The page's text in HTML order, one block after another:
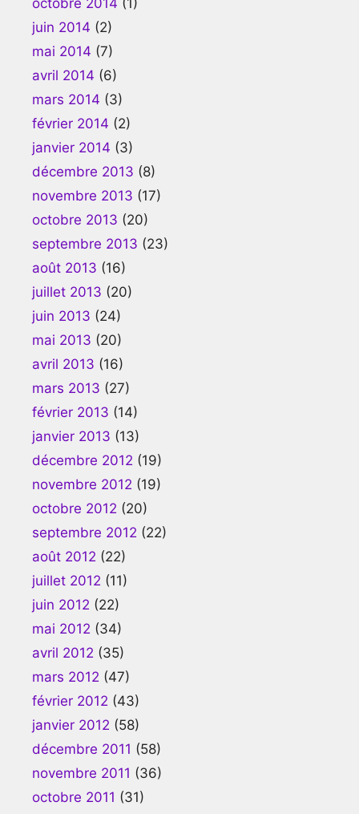
juin 2014 (2)
mai 2014 (7)
avril 2014 (6)
mars 2014 (3)
février 2014 (2)
janvier 2014 (3)
décembre 2013 (8)
novembre 2013 (17)
octobre 2013 (20)
septembre 2013 (23)
août 2013 (16)
juillet 2013 (20)
juin 2013 (24)
mai 2013 (20)
avril 2013 (16)
mars 2013 (27)
février 2013 (14)
janvier 2013 (13)
décembre 2012 (19)
novembre 2012 (19)
octobre 2012 (20)
septembre 2012 (22)
août 2012 (22)
juillet 2012 (11)
juin 2012 (22)
mai 2012 (34)
avril 2012 (35)
mars 2012 (47)
février 2012 (43)
janvier 2012 (58)
décembre 2011 (58)
novembre 2011 (36)
octobre 2011 (31)